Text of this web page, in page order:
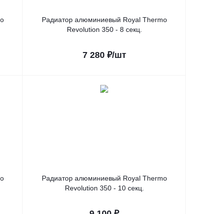
Радиатор алюминиевый Royal Thermo
Revolution 350 - 8 секц.
7 280₽/шт
Радиатор алюминиевый Royal Thermo
Revolution 350 - 10 секц.